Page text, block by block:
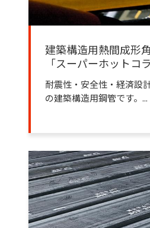
建築構造用熱間成形
「スーパーホットコラ
耐震性・安全性・経済設
の建築構造用鋼管です。...